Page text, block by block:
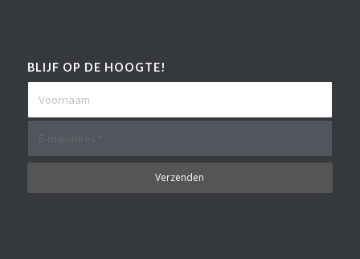
BLIJF OP DE HOOGTE!